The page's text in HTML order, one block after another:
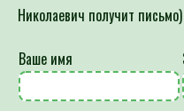
Николаевич получит письмо)
Ваше имя